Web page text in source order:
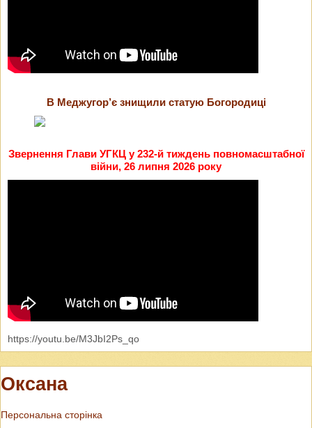
В Меджугор’є знищили статую Богородиці
Звернення Глави УГКЦ у 232-й тиждень повномасштабної
війни, 26 липня 2026 року
https://youtu.be/M3JbI2Ps_qo
Оксана
Персональна сторінка